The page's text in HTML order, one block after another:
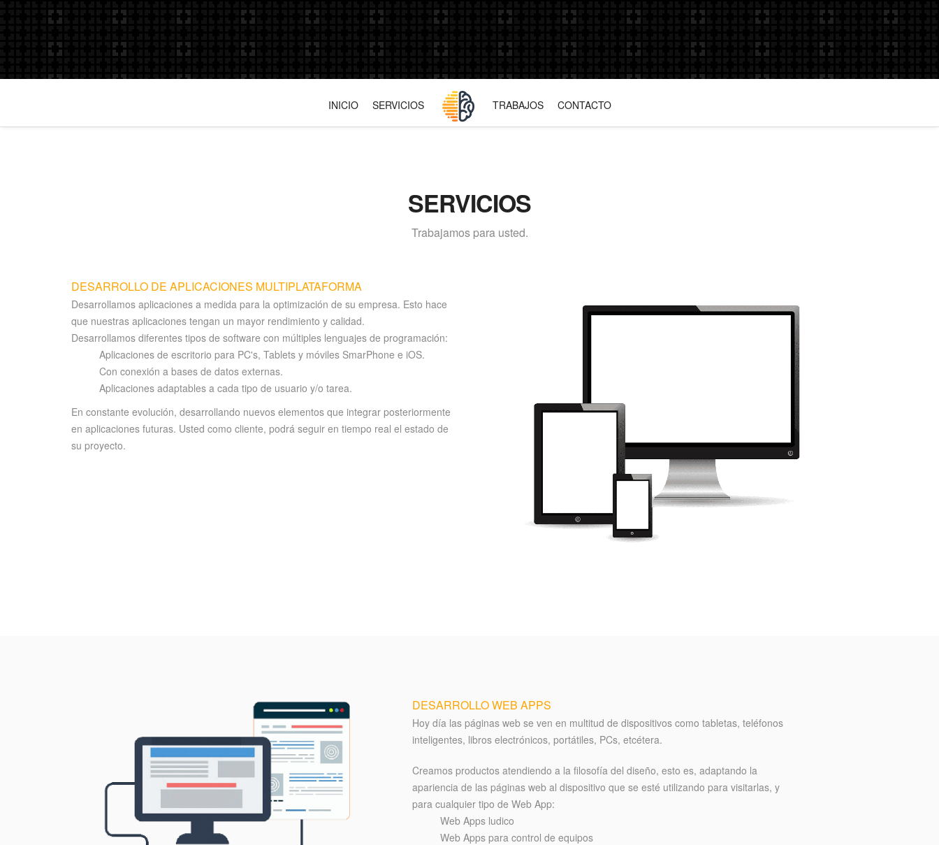
INICIO SERVICIOS TRABAJOS CONTACTO
SERVICIOS
Trabajamos para usted.
DESARROLLO DE APLICACIONES MULTIPLATAFORMA
Desarrollamos aplicaciones a medida para la optimización de su empresa. Esto hace
que nuestras aplicaciones tengan un mayor rendimiento y calidad.
Desarrollamos diferentes tipos de software con múltiples lenguajes de programación:
Aplicaciones de escritorio para PC's, Tablets y móviles SmarPhone e iOS.
Con conexión a bases de datos externas.
Aplicaciones adaptables a cada tipo de usuario y/o tarea.
En constante evolución, desarrollando nuevos elementos que integrar posteriormente
en aplicaciones futuras. Usted como cliente, podrá seguir en tiempo real el estado de
su proyecto.
DESARROLLO WEB APPS
Hoy día las páginas web se ven en multitud de dispositivos como tabletas, teléfonos
inteligentes, libros electrónicos, portátiles, PCs, etcétera.
Creamos productos atendiendo a la filosofía del diseño, esto es, adaptando la
apariencia de las páginas web al dispositivo que se esté utilizando para visitarlas, y
para cualquier tipo de Web App:
Web Apps ludico
Web Apps para control de equipos